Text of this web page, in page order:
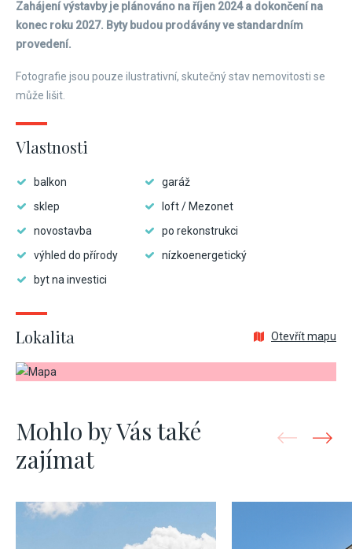
Zahájení výstavby je plánováno na říjen 2024 a dokončení na
konec roku 2027. Byty budou prodávány ve standardním
provedení.
Fotografie jsou pouze ilustrativní, skutečný stav nemovitosti se
může lišit.
Vlastnosti
balkon
garáž
sklep
loft / Mezonet
novostavba
po rekonstrukci
výhled do přírody
nízkoenergetický
byt na investici
Lokalita Otevřít mapu
Mohlo by Vás také
zajímat